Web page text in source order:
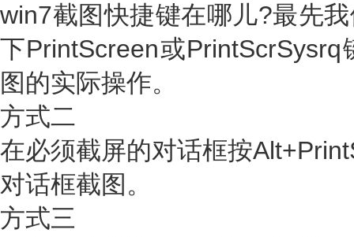
win7截图快捷键在哪儿?最先
下PrintScreen或
图的实际操作。
方式二
在必须截屏的对话框按
对话框截图。
方式三